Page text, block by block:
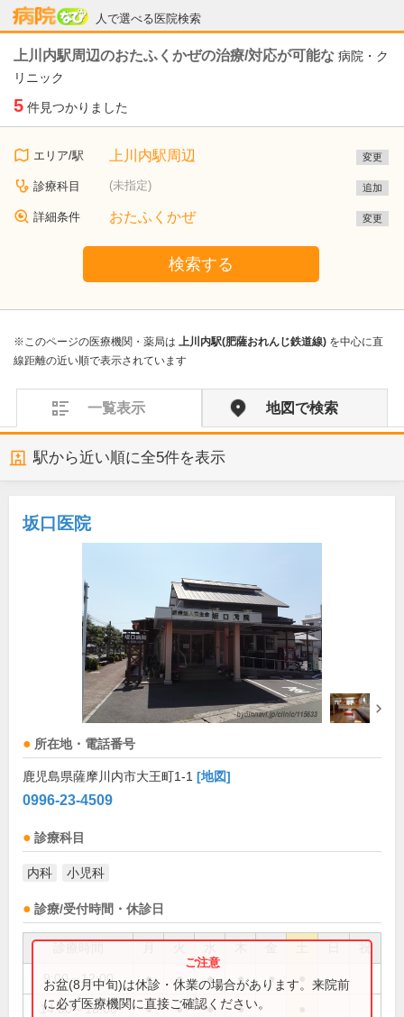
人で選べる医院検索
病院なび
上川内駅周辺のおたふくかぜの治療/対応が可能な 病院・ク
リニック
5 件見つかりました
エリア/駅 上川内駅周辺 変更
診療科目 (未指定) 追加
詳細条件 おたふくかぜ 変更
検索する
※このページの医療機関・薬局は 上川内駅(肥薩おれんじ鉄道線) を中心に直
線距離の近い順で表示されています
一覧表示 地図で検索
駅から近い順に全5件を表示
坂口医院
所在地・電話番号
鹿児島県薩摩川内市大王町1-1 [地図]
0996-23-4509
診療科目
内科 小児科
診療/受付時間・休診日
祝
9:00～12:00 ● ● ● ● ●
14:00～18:00 ● ● ● ●
お盆(8月中旬)は休診・休業の場合があります。来院前
に必ず医療機関に直接ご確認ください。